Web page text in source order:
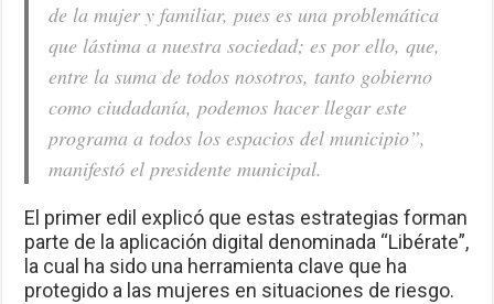
de la mujer y familiar, pues es una problemática
que lástima a nuestra sociedad; es por ello, que,
entre la suma de todos nosotros, tanto gobierno
como ciudadanía, podemos hacer llegar este
programa a todos los espacios del municipio”,
manifestó el presidente municipal.
El primer edil explicó que estas estrategias forman
parte de la aplicación digital denominada “Libérate”,
la cual ha sido una herramienta clave que ha
protegido a las mujeres en situaciones de riesgo.